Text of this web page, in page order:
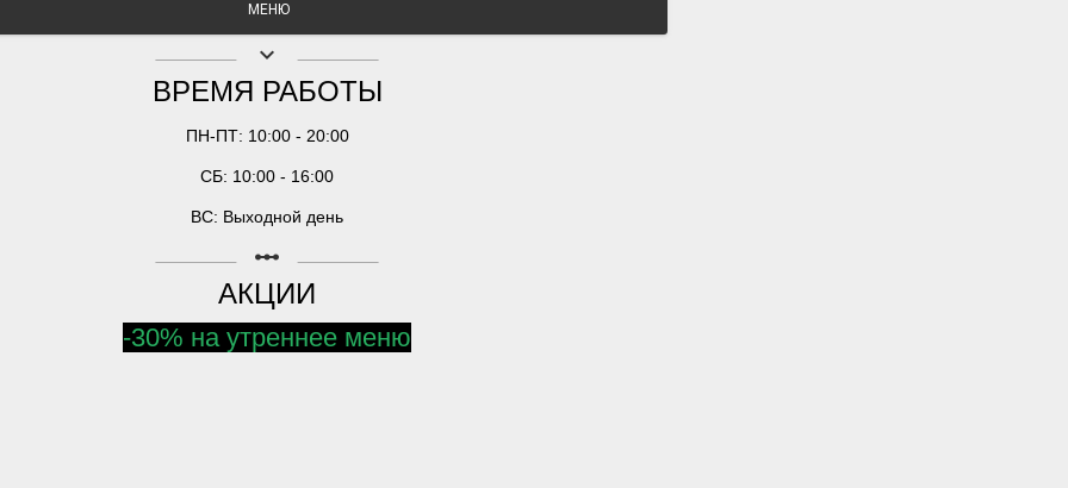
МЕНЮ
keyboard_arrow_down
ВРЕМЯ РАБОТЫ
ПН-ПТ: 10:00 - 20:00
СБ: 10:00 - 16:00
ВС: Выходной день
linear_scale
АКЦИИ
-30% на утреннее меню